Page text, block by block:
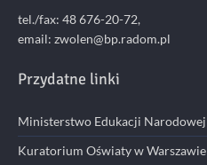
tel./fax: 48 676-20-72,
email: zwolen@bp.radom.pl
Przydatne linki
Ministerstwo Edukacji Narodowej
Kuratorium Oświaty w Warszawie